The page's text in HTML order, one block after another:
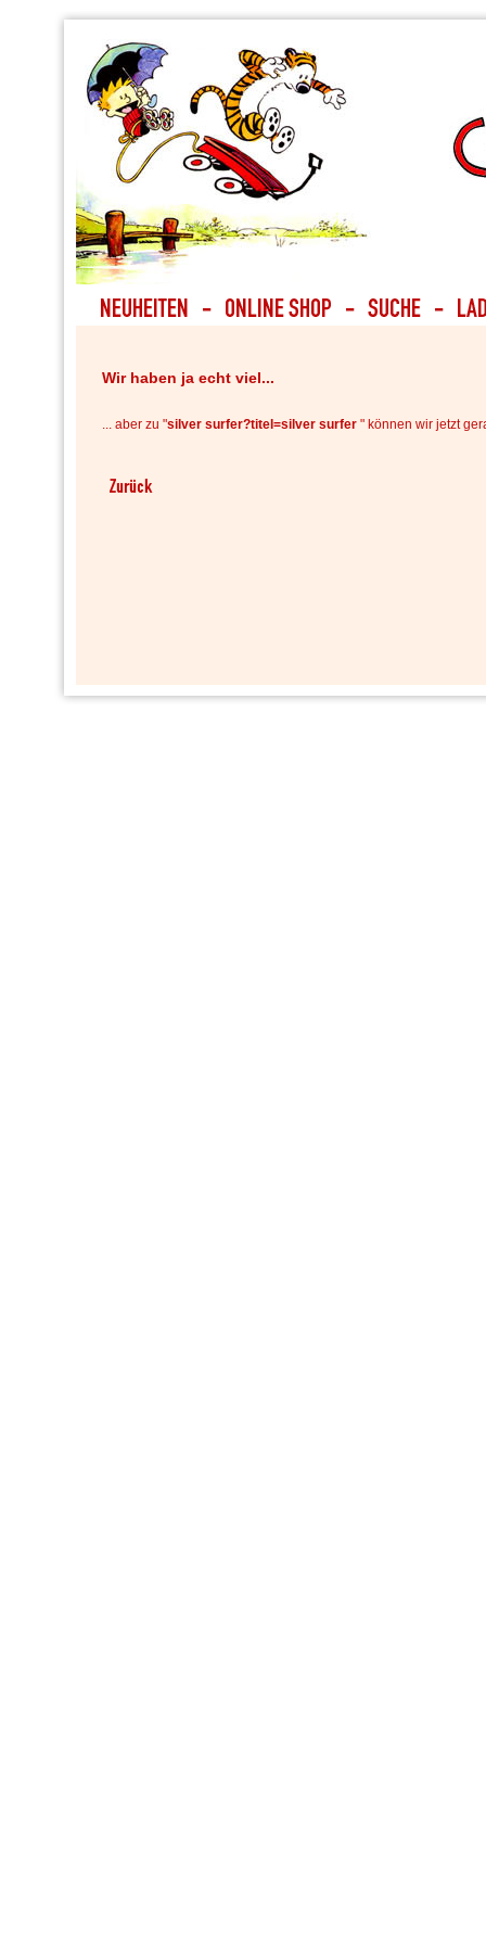
Wir haben ja echt viel...
... aber zu "silver surfer?titel=silver surfer " können wir jetzt